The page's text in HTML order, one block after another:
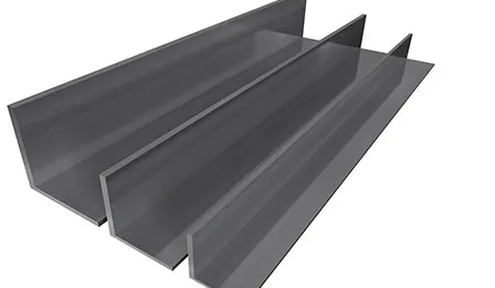
Уголок стальной равнополочный 75х75
Уголок стальной равнополочный 80х80
Уголок стальной равнополочный 90х90
Уголок стальной равнополочный 110х110
Уголок стальной равнополочный 125х125
Уголок стальной равнополочный 140х140
Уголок стальной равнополочный 160х160
Уголок стальной равнополочный 180х180